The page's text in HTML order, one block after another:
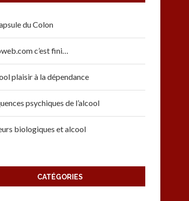
du Colon
c’est fini…
plaisir à la dépendance
psychiques de l’alcool
biologiques et alcool
CATÉGORIES